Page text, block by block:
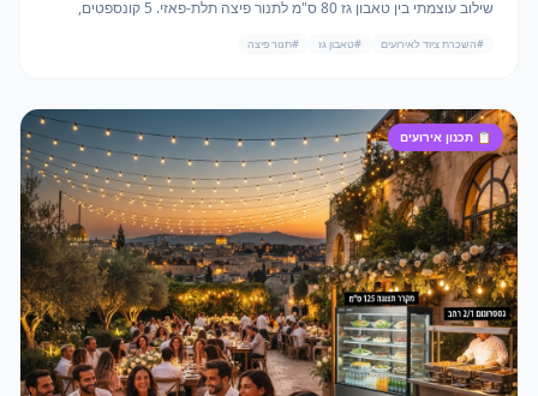
שילוב עוצמתי בין טאבון גז 80 ס"מ לתנור פיצה תלת-פאזי. 5 קונספטים,
#השכרת ציוד לאירועים #טאבון גז #תנור פיצה
📋 תכנון אירועים